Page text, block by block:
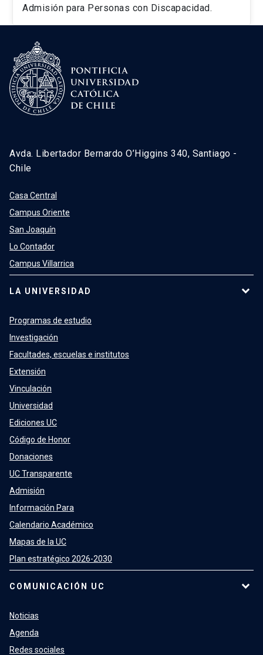
Admisión para Personas con Discapacidad.
Avda. Libertador Bernardo O’Higgins 340, Santiago -
Chile
Casa Central
Campus Oriente
San Joaquín
Lo Contador
Campus Villarrica
LA UNIVERSIDAD
Programas de estudio
Investigación
Facultades, escuelas e institutos
Extensión
Vinculación
Universidad
Ediciones UC
Código de Honor
Donaciones
UC Transparente
Admisión
Información Para
Calendario Académico
Mapas de la UC
Plan estratégico 2026-2030
COMUNICACIÓN UC
Noticias
Agenda
Redes sociales